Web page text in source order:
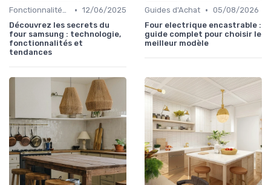
Fonctionnalités et Technologies • 12/06/2025
Découvrez les secrets du
four samsung : technologie,
fonctionnalités et
tendances
Guides d'Achat • 05/08/2026
Four electrique encastrable :
guide complet pour choisir le
meilleur modèle